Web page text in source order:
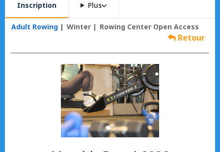
Inscription Plus
Adult Rowing Winter Rowing Center Open Access
Retour